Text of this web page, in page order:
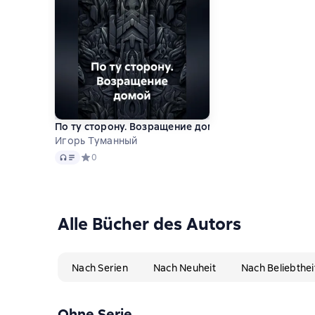
По ту сторону. Возращение домой
Игорь Туманный
Audio Средний рейтинг 0 на основе 0 оценок
0
Alle Bücher des Autors
Nach Serien Nach Neuheit Nach